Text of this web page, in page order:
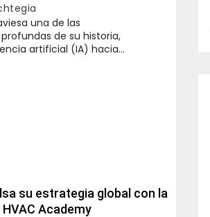
una de las
de su historia,
artificial (IA) hacia…
su estrategia global con la
Academy